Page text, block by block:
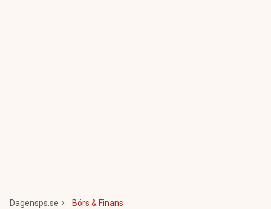
Dagensps.se Börs & Finans